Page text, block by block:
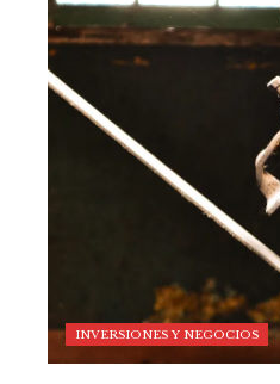
INVERSIONES Y NEGOCIOS